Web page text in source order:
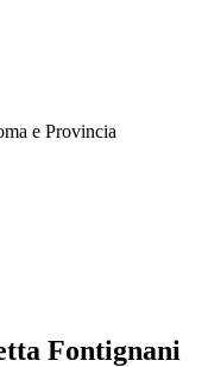
e Provincia
Fontignani